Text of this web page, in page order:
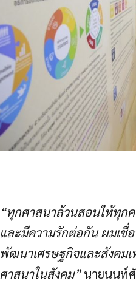
“ทุกศาสนาล้วนสอนให้ทุก
และมีความรักต่อกัน ผมเชื่
พัฒนาเศรษฐกิจและสังคม
ศาสนาในสังคม”นายนนท์ศั